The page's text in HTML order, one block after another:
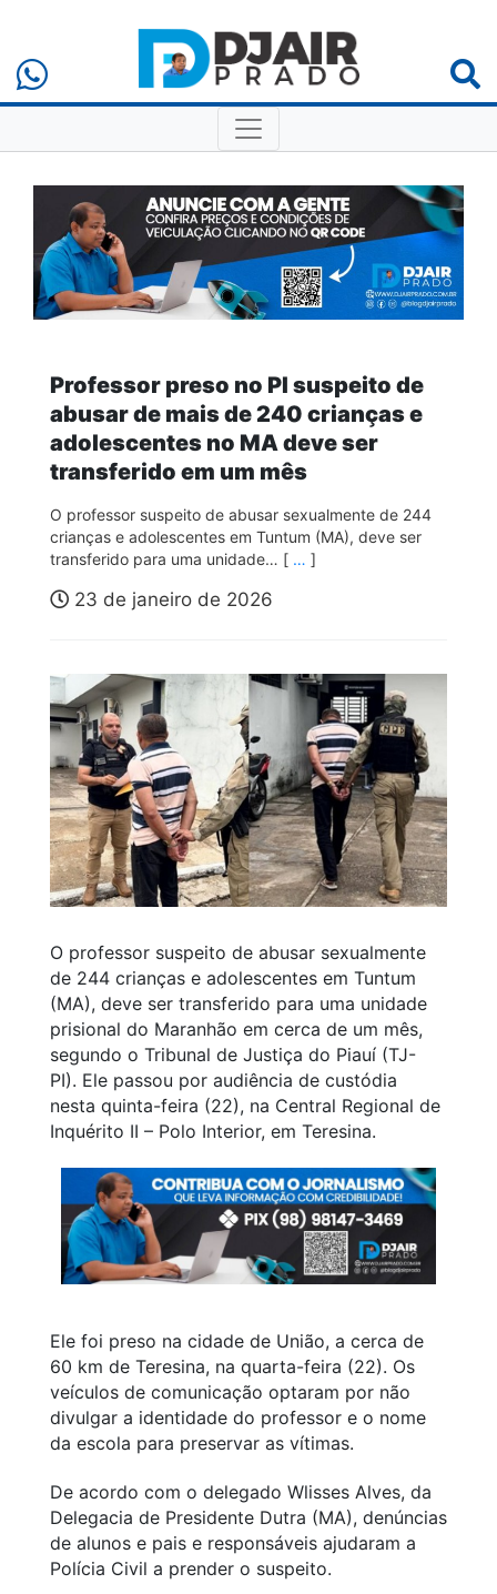
Professor preso no PI suspeito de
abusar de mais de 240 crianças e
adolescentes no MA deve ser
transferido em um mês
O professor suspeito de abusar sexualmente de 244
crianças e adolescentes em Tuntum (MA), deve ser
transferido para uma unidade… [ … ]
23 de janeiro de 2026
O professor suspeito de abusar sexualmente
de 244 crianças e adolescentes em Tuntum
(MA), deve ser transferido para uma unidade
prisional do Maranhão em cerca de um mês,
segundo o Tribunal de Justiça do Piauí (TJ-
PI). Ele passou por audiência de custódia
nesta quinta-feira (22), na Central Regional de
Inquérito II – Polo Interior, em Teresina.
Ele foi preso na cidade de União, a cerca de
60 km de Teresina, na quarta-feira (22). Os
veículos de comunicação optaram por não
divulgar a identidade do professor e o nome
da escola para preservar as vítimas.
De acordo com o delegado Wlisses Alves, da
Delegacia de Presidente Dutra (MA), denúncias
de alunos e pais e responsáveis ajudaram a
Polícia Civil a prender o suspeito.